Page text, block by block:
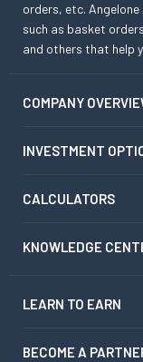
orders, etc.
such as basket
and others that help
COMPANY
INVESTMENT
CALCULATORS
KNOWLEDGE
LEARN TO EARN
BECOME A